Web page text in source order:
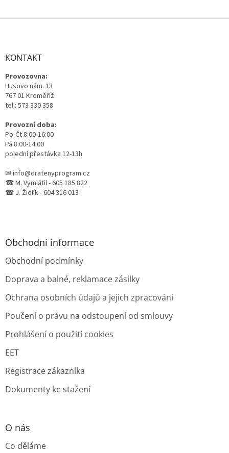
Z
KONTAKT
Provozovna:
Husovo nám. 13
767 01 Kroměříž
tel.: 573 330 358
Provozní doba:
Po-Čt 8:00-16:00
Pá 8:00-14:00
polední přestávka 12-13h
✉ info@dratenyprogram.cz
☎ M. Vymlátil - 605 185 822
☎ J. Židlík - 604 316 013
Obchodní informace
Obchodní podmínky
Doprava a balné, reklamace zásilky
Ochrana osobních údajů a jejich zpracování
Poučení o právu na odstoupení od smlouvy
Prohlášení o použití cookies
EET
Registrace zákazníka
Dokumenty ke stažení
O nás
Co děláme